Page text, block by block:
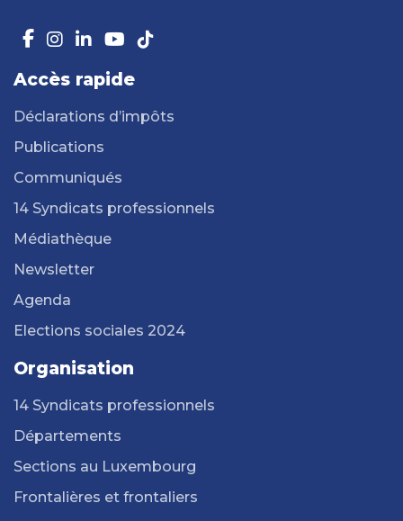
Accès rapide
Déclarations d’impôts
Publications
Communiqués
14 Syndicats professionnels
Médiathèque
Newsletter
Agenda
Elections sociales 2024
Organisation
14 Syndicats professionnels
Départements
Sections au Luxembourg
Frontalières et frontaliers